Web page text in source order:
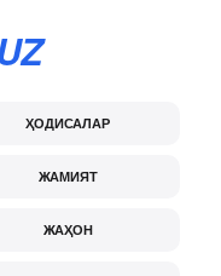
ҲОДИСАЛАР
ЖАМИЯТ
ЖАҲОН